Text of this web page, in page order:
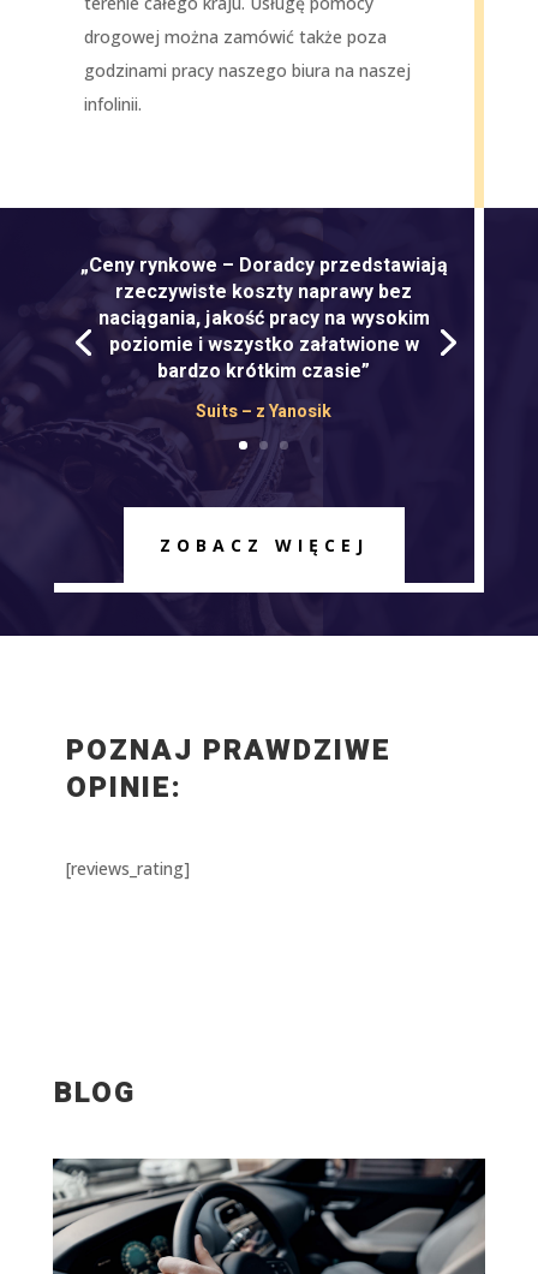
drogowej można zamówić także poza
godzinami pracy naszego biura na naszej
infolinii.
„Ceny rynkowe – Doradcy przedstawiają
rzeczywiste koszty naprawy bez
naciągania, jakość pracy na wysokim
poziomie i wszystko załatwione w
bardzo krótkim czasie”
Suits – z Yanosik
ZOBACZ WIĘCEJ
POZNAJ PRAWDZIWE
OPINIE:
[reviews_rating]
BLOG